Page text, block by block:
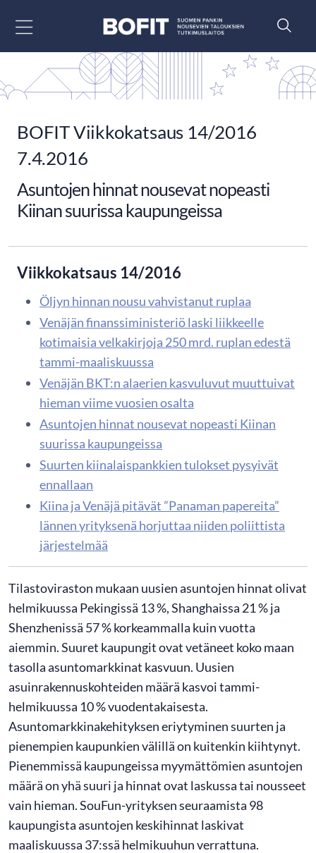
BOFIT Viikkokatsaus 14/2016
7.4.2016
Asuntojen hinnat nousevat nopeasti
Kiinan suurissa kaupungeissa
Viikkokatsaus 14/2016
Öljyn hinnan nousu vahvistanut ruplaa
Venäjän finanssiministeriö laski liikkeelle
kotimaisia velkakirjoja 250 mrd. ruplan edestä
tammi-maaliskuussa
Venäjän BKT:n alaerien kasvuluvut muuttuivat
hieman viime vuosien osalta
Asuntojen hinnat nousevat nopeasti Kiinan
suurissa kaupungeissa
Suurten kiinalaispankkien tulokset pysyivät
ennallaan
Kiina ja Venäjä pitävät ”Panaman papereita”
lännen yrityksenä horjuttaa niiden poliittista
järjestelmää
Tilastoviraston mukaan uusien asuntojen hinnat olivat
helmikuussa Pekingissä 13 %, Shanghaissa 21 % ja
Shenzhenissä 57 % korkeammalla kuin vuotta
aiemmin. Suuret kaupungit ovat vetäneet koko maan
tasolla asuntomarkkinat kasvuun. Uusien
asuinrakennuskohteiden määrä kasvoi tammi-
helmikuussa 10 % vuodentakaisesta.
Asuntomarkkinakehityksen eriytyminen suurten ja
pienempien kaupunkien välillä on kuitenkin kiihtynyt.
Pienemmissä kaupungeissa myymättömien asuntojen
määrä on yhä suuri ja hinnat ovat laskussa tai nousseet
vain hieman. SouFun-yrityksen seuraamista 98
kaupungista asuntojen keskihinnat laskivat
maaliskuussa 37:ssä helmikuuhun verrattuna.